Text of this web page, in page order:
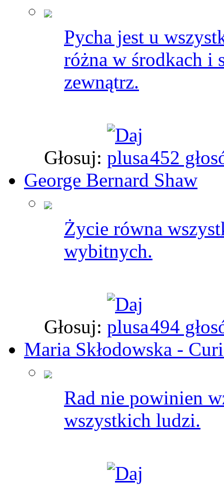
Pycha jest u
różna w środkach i
zewnątrz.
Głosuj:
452
George Bernard Shaw
Życie równa
wybitnych.
Głosuj:
494
Maria Skłodowska -
Rad nie powinien
wszystkich ludzi.